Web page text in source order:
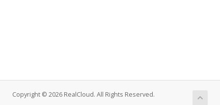
Copyright © 2026 RealCloud. All Rights Reserved.